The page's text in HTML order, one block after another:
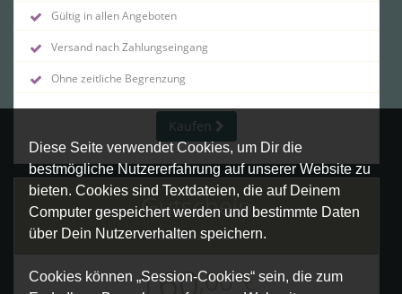
Diese Seite verwendet Cookies, um Dir die
bestmögliche Nutzererfahrung auf unserer Website zu
bieten. Cookies sind Textdateien, die auf Deinem
Computer gespeichert werden und bestimmte Daten
über Dein Nutzerverhalten speichern.
Cookies können „Session-Cookies“ sein, die zum
Gültig in allen Angeboten
Versand nach Zahlungseingang
Ohne zeitliche Begrenzung
Kaufen
Gutschein
160€ Gutschein
160,00 €